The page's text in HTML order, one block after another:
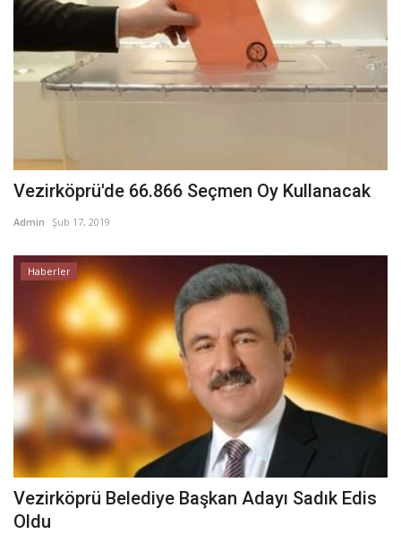
Vezirköprü'de 66.866 Seçmen Oy Kullanacak
Admin Şub 17, 2019
Haberler
Vezirköprü Belediye Başkan Adayı Sadık Edis
Oldu